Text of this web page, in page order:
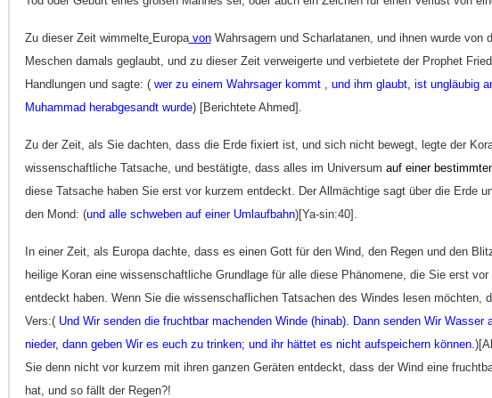
Zu dieser Zeit wimmelte EuropavonWahrsagern und Scharlatanen, und ihnen wurde von
Meschen damals geglaubt, und zu dieser Zeit verweigerte und verbietete der Prophet
Handlungen und sagte: ( wer zu einem Wahrsager kommt , und ihm glaubt, ist ungläubig
Muhammad herabgesandt wurde) [Berichtete Ahmed].
Zu der Zeit, als Sie dachten, dass die Erde fixiert ist, und sich nicht bewegt, legte der
wissenschaftliche Tatsache, und bestätigte, dass alles im Universum auf einer
diese Tatsache haben Sie erst vor kurzem entdeckt. Der Allmächtige sagt über die Erde
den Mond: (und alle schweben auf einer Umlaufbahn)[Ya-sin:40].
In einer Zeit, als Europa dachte, dass es einen Gott für den Wind, den Regen und den
heilige Koran eine wissenschaftliche Grundlage für alle diese Phänomene, die Sie erst vor
entdeckt haben. Wenn Sie die wissenschaflichen Tatsachen des Windes lesen möchten,
Vers:( Und Wir senden die fruchtbar machenden Winde (hinab). Dann senden Wir Wasser
nieder, dann geben Wir es euch zu trinken; und ihr hättet es nicht aufspeichern können.
Sie denn nicht vor kurzem mit ihren ganzen Geräten entdeckt, dass der Wind eine
hat, und so fällt der Regen?!